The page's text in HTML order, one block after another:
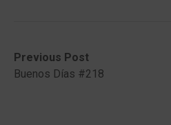
Post
navigation
Previous Post
Previous
post:Buenos Días #218
Next
post: